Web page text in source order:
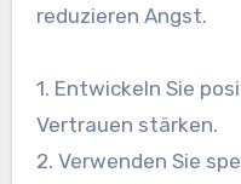
reduzieren Angst.
1. Entwickeln Sie
Vertrauen stärken.
2. Verwenden Sie